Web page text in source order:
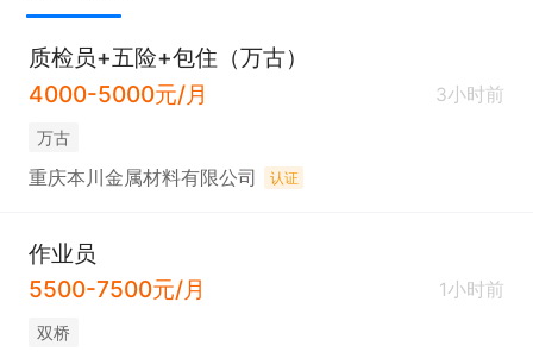
质检员+五险+包住（万古）
4000-5000元/月
3小时前
万古
重庆本川金属材料有限公司 认证
作业员
5500-7500元/月
1小时前
双桥